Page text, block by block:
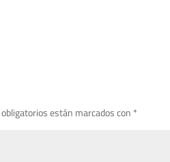
están marcados con *